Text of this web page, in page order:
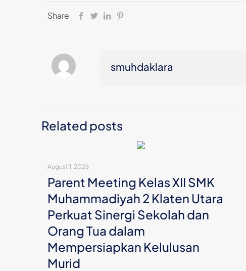
Share
smuhdaklara
Related posts
August 1, 2026
Parent Meeting Kelas XII SMK
Muhammadiyah 2 Klaten Utara
Perkuat Sinergi Sekolah dan
Orang Tua dalam
Mempersiapkan Kelulusan
Murid